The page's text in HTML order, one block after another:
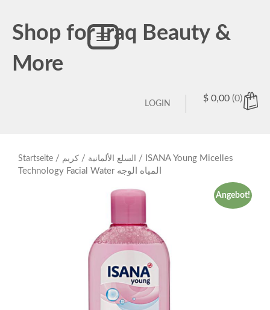
Shop for Iraq Beauty &
More
Toggle
navigation
$ 0,00 (0)
LOGIN
Startseite / السلع الألمانية / كريم
/ ISANA Young Micelles
Technology Facial Water المياه الوجه
Angebot!